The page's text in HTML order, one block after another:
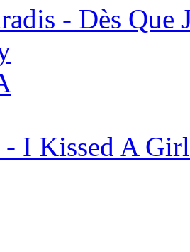
- Dès Que
I Kissed A Girl